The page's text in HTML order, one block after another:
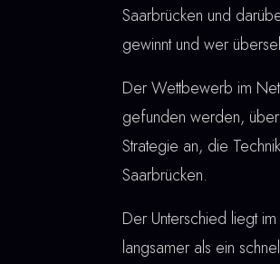
Saarbrücken und
gewinnt und wer
Der Wettbewerb im
gefunden werden,
Strategie an, die
Saarbrücken.
Der Unterschied liegt
langsamer als ein